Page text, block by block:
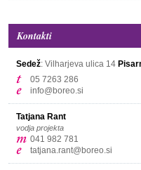
Kontakti
Sedež: Vilharjeva ulica 14
05 7263 286
info@boreo.si
Tatjana Rant
vodja projekta
041 982 781
tatjana.rant@boreo.si